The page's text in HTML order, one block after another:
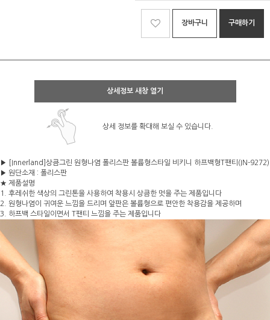
장바구니 구매하기
상세정보 새창 열기
상세 정보를 확대해 보실 수 있습니다.
▶ [Innerland]상큼그린 원형나염 폴리스판 볼륨형스타일 비키니 하프백형T팬티(IN-9272)
▶ 원단소재 : 폴리스판
★ 제품설명
1. 후레쉬한 색상의 그린톤을 사용하여 착용시 상큼한 멋을 주는 제품입니다
2. 원형나염이 귀여운 느낌을 드리며 앞판은 볼륨형으로 편안한 착용감을 제공하며
3. 하프백 스타일이면서 T팬티 느낌을 주는 제품입니다